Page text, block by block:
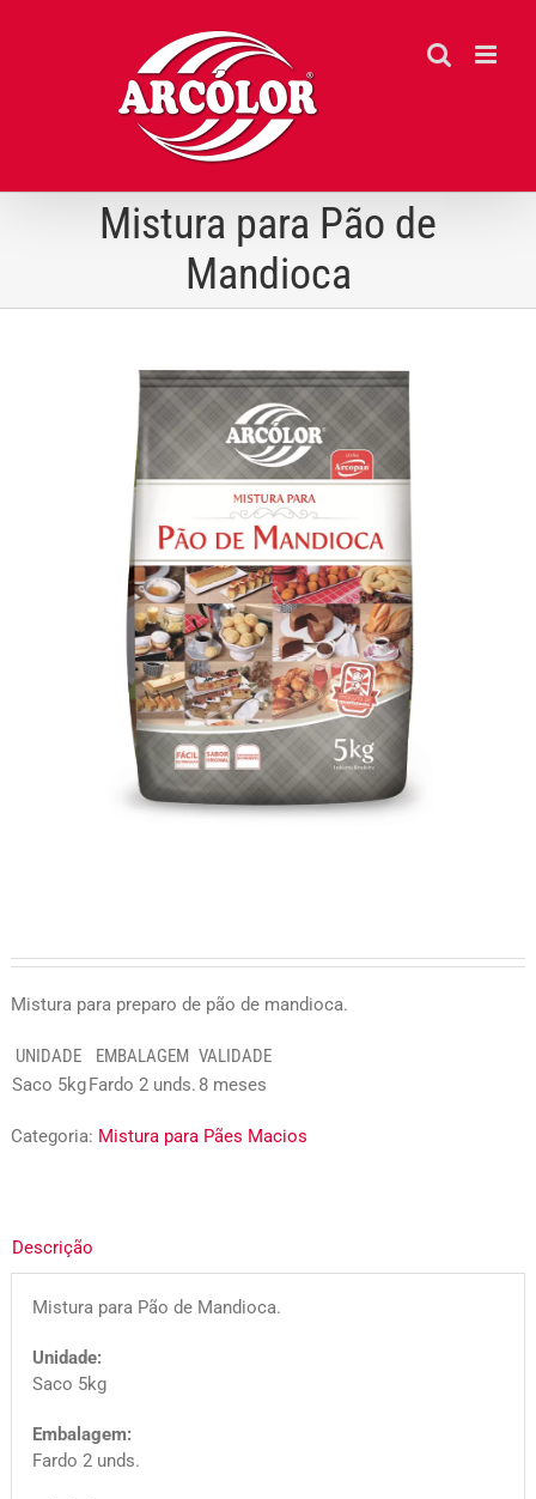
Mistura para Pão de
Mandioca
Mistura para preparo de pão de mandioca.
UNIDADE EMBALAGEM VALIDADE
Saco 5kgFardo 2 unds. 8 meses
Categoria: Mistura para Pães Macios
Descrição
Mistura para Pão de Mandioca.
Unidade:
Saco 5kg
Embalagem:
Fardo 2 unds.